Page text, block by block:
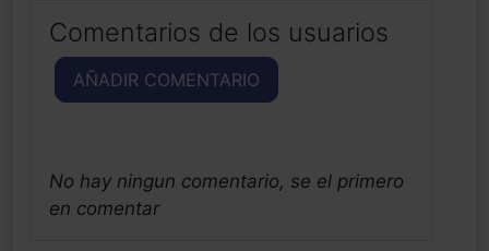
Comentarios de los usuarios
AÑADIR COMENTARIO
No hay ningun comentario, se el primero
en comentar